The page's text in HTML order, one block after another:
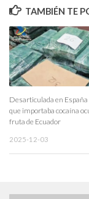
TAMBIÉN TE
Desarticulada en España
que importaba cocaína
fruta de Ecuador
2025-12-03